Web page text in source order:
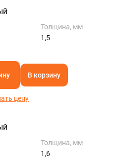
Толщина, мм
1,5
В корзину
цену
Толщина, мм
1,6